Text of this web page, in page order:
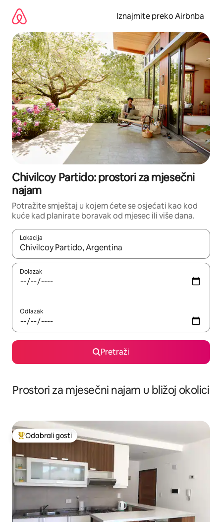
sadržaj
Iznajmite preko Airbnba
Chivilcoy Partido: prostori za mjesečni
najam
Potražite smještaj u kojem ćete se osjećati kao kod
kuće kad planirate boravak od mjesec ili više dana.
Lokacija
Kada budu dostupni rezultati, moći ćete ih pregledati
Dolazak
Odlazak
Pretraži
Prostori za mjesečni najam u bližoj okolici
Među najviše rangiranima s oznakom „Odabrali gosti”
Odabrali gosti